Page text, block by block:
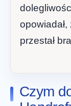
przestał
Czym